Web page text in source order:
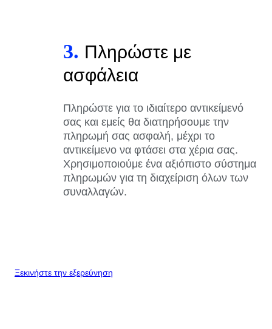
3. Πληρώστε με
ασφάλεια
Πληρώστε για το ιδιαίτερο αντικείμενό
σας και εμείς θα διατηρήσουμε την
πληρωμή σας ασφαλή, μέχρι το
αντικείμενο να φτάσει στα χέρια σας.
Χρησιμοποιούμε ένα αξιόπιστο σύστημα
πληρωμών για τη διαχείριση όλων των
συναλλαγών.
Ξεκινήστε την εξερεύνηση